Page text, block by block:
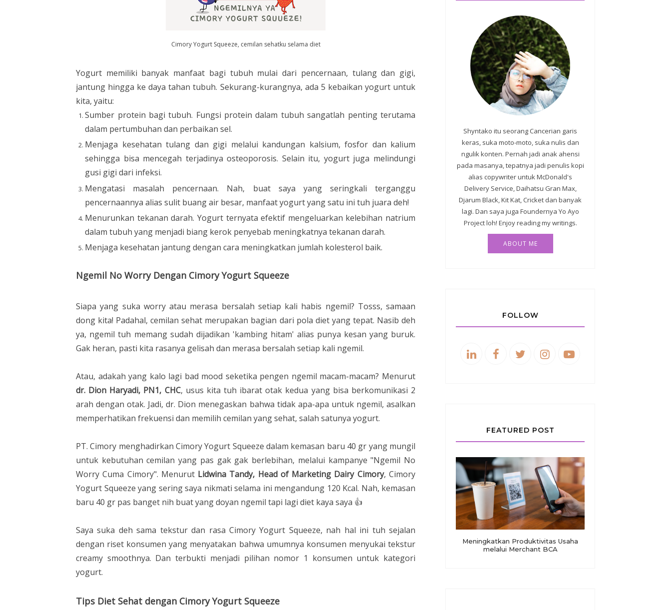
Cimory Yogurt Squeeze, cemilan sehatku selama diet
Yogurt memiliki banyak manfaat bagi tubuh mulai dari pencernaan, tulang dan gigi,
jantung hingga ke daya tahan tubuh. Sekurang-kurangnya, ada 5 kebaikan yogurt untuk
kita, yaitu:
Sumber protein bagi tubuh. Fungsi protein dalam tubuh sangatlah penting terutama
dalam pertumbuhan dan perbaikan sel.
Menjaga kesehatan tulang dan gigi melalui kandungan kalsium, fosfor dan kalium
sehingga bisa mencegah terjadinya osteoporosis. Selain itu, yogurt juga melindungi
gusi gigi dari infeksi.
Mengatasi masalah pencernaan. Nah, buat saya yang seringkali terganggu
pencernaannya alias sulit buang air besar, manfaat yogurt yang satu ini tuh juara deh!
Menurunkan tekanan darah. Yogurt ternyata efektif mengeluarkan kelebihan natrium
dalam tubuh yang menjadi biang kerok penyebab meningkatnya tekanan darah.
Menjaga kesehatan jantung dengan cara meningkatkan jumlah kolesterol baik.
Ngemil No Worry Dengan Cimory Yogurt Squeeze
Siapa yang suka worry atau merasa bersalah setiap kali habis ngemil? Tosss, samaan
dong kita! Padahal, cemilan sehat merupakan bagian dari pola diet yang tepat. Nasib deh
ya, ngemil tuh memang sudah dijadikan 'kambing hitam' alias punya kesan yang buruk.
Gak heran, pasti kita rasanya gelisah dan merasa bersalah setiap kali ngemil.
Atau, adakah yang kalo lagi bad mood seketika pengen ngemil macam-macam? Menurut
dr. Dion Haryadi, PN1, CHC, usus kita tuh ibarat otak kedua yang bisa berkomunikasi 2
arah dengan otak. Jadi, dr. Dion menegaskan bahwa tidak apa-apa untuk ngemil, asalkan
memperhatikan frekuensi dan memilih cemilan yang sehat, salah satunya yogurt.
PT. Cimory menghadirkan Cimory Yogurt Squeeze dalam kemasan baru 40 gr yang mungil
untuk kebutuhan cemilan yang pas gak gak berlebihan, melalui kampanye "Ngemil No
Worry Cuma Cimory". Menurut Lidwina Tandy, Head of Marketing Dairy Cimory, Cimory
Yogurt Squeeze yang sering saya nikmati selama ini mengandung 120 Kcal. Nah, kemasan
baru 40 gr pas banget nih buat yang doyan ngemil tapi lagi diet kaya saya 👍
Saya suka deh sama tekstur dan rasa Cimory Yogurt Squeeze, nah hal ini tuh sejalan
dengan riset konsumen yang menyatakan bahwa umumnya konsumen menyukai tekstur
creamy smoothnya. Dan terbukti menjadi pilihan nomor 1 konsumen untuk kategori
yogurt.
Tips Diet Sehat dengan Cimory Yogurt Squeeze
Shyntako itu seorang Cancerian garis
keras, suka moto-moto, suka nulis dan
ngulik konten. Pernah jadi anak ahensi
pada masanya, tepatnya jadi penulis kopi
alias copywriter untuk McDonald's
Delivery Service, Daihatsu Gran Max,
Djarum Black, Kit Kat, Cricket dan banyak
lagi. Dan saya juga Foundernya Yo Ayo
Project loh!⁣⁣ Enjoy reading my writings.
ABOUT ME
FOLLOW
FEATURED POST
Meningkatkan Produktivitas Usaha
melalui Merchant BCA